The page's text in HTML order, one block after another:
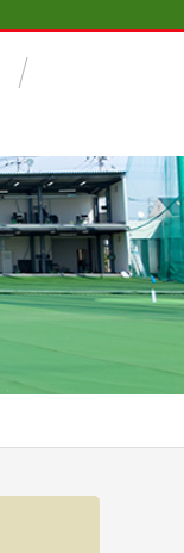
料金体系
よくある質問
初めての方へ
アクセス
スクール・レッスン